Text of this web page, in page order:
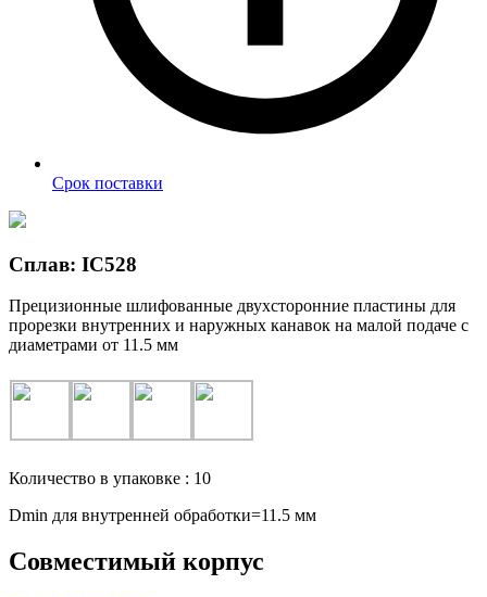
Срок поставки
Сплав: IC528
Прецизионные шлифованные двухсторонние пластины для
прорезки внутренних и наружных канавок на малой подаче с
диаметрами от 11.5 мм
Количество в упаковке : 10
Dmin для внутренней обработки=11.5 мм
Совместимый корпус